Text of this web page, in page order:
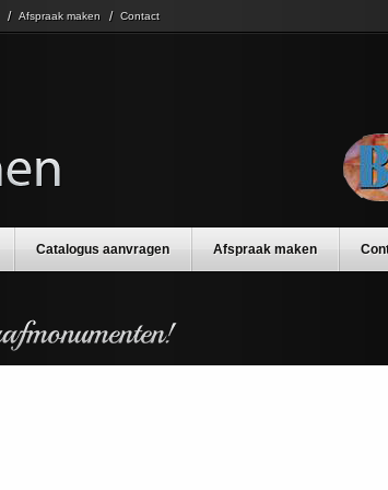
Afspraak maken Contact
Catalogus aanvragen Afspraak maken